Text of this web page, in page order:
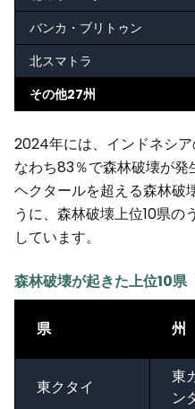
バンカ・ブリトゥン
北スマトラ
その他27州
2024年には、インドネシ
なわち83％で森林破壊が
ヘクタールを超える森林破
うに、森林破壊上位10県
しています。
森林破壊が起きた上位10県
県 州
東クタイ
東
ン